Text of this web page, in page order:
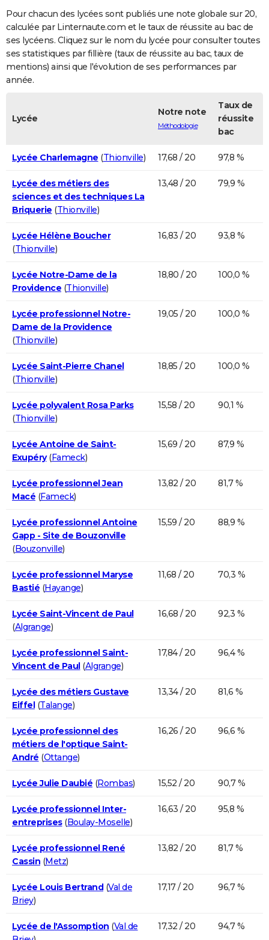
COPAINS D'AVANT
S'inscrire
Se connecter
Lycées
Collèges
Primaires
Universités
Entreprises
Service militaire
Avis de recherche
AVIS DE DÉCÈS
FORUM
Pour chacun des lycées sont publiés une note globale sur 20,
calculée par Linternaute.com et le taux de réussite au bac de
ses lycéens. Cliquez sur le nom du lycée pour consulter toutes
ses statistiques par fillière (taux de réussite au bac, taux de
mentions) ainsi que l'évolution de ses performances par
année.
Lycée
Notre note
Méthodologie
Taux de
réussite
bac
Lycée Charlemagne (Thionville) 17,68 / 20 97,8 %
Lycée des métiers des
sciences et des techniques La
Briquerie (Thionville)
13,48 / 20 79,9 %
Lycée Hélène Boucher
(Thionville)
16,83 / 20 93,8 %
Lycée Notre-Dame de la
Providence (Thionville)
18,80 / 20 100,0 %
Lycée professionnel Notre-
Dame de la Providence
(Thionville)
19,05 / 20 100,0 %
Lycée Saint-Pierre Chanel
(Thionville)
18,85 / 20 100,0 %
Lycée polyvalent Rosa Parks
(Thionville)
15,58 / 20 90,1 %
Lycée Antoine de Saint-
Exupéry(Fameck)
15,69 / 20 87,9 %
Lycée professionnel Jean
Macé (Fameck)
13,82 / 20 81,7 %
Lycée professionnel Antoine
Gapp - Site de Bouzonville
(Bouzonville)
15,59 / 20 88,9 %
Lycée professionnel Maryse
Bastié (Hayange)
11,68 / 20 70,3 %
Lycée Saint-Vincent de Paul
(Algrange)
16,68 / 20 92,3 %
Lycée professionnel Saint-
Vincent de Paul(Algrange)
17,84 / 20 96,4 %
Lycée des métiers Gustave
Eiffel(Talange)
13,34 / 20 81,6 %
Lycée professionnel des
métiers de l'optique Saint-
André (Ottange)
16,26 / 20 96,6 %
Lycée Julie Daubié (Rombas) 15,52 / 20 90,7 %
Lycée professionnel Inter-
entreprises(Boulay-Moselle)
16,63 / 20 95,8 %
Lycée professionnel René
Cassin (Metz)
13,82 / 20 81,7 %
Lycée Louis Bertrand(Val de
Briey)
17,17 / 20 96,7 %
Lycée de l'Assomption (Val de
17,32 / 20 94,7 %